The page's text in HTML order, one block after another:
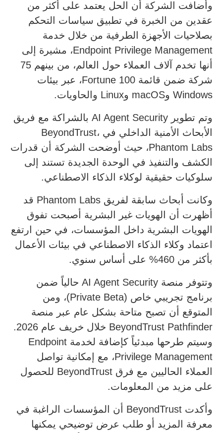
وأضافت الشركة أن الحل يعتمد على أكثر من
عقدين من الخبرة في تطبيق سياسات التحكم
بصلاحيات الأجهزة الطرفية من خلال خدمة
Endpoint Privilege Management، مشيرة إلى
أنها تخدم آلاف العملاء حول العالم، من بينهم 75
شركة ضمن قائمة Fortune 100، عبر بيئات
Windows وmacOS وLinux والحاويات.
وتم تطوير AI Agent Security بالشراكة مع فريق
الأبحاث الأمنية الداخلي في BeyondTrust،
Phantom Labs، حيث أوضحت الشركة أن قدرات
الكشف والتنفيذ في الوحدة الجديدة تستند إلى
سلوكيات حقيقية لوكلاء الذكاء الاصطناعي.
وكانت أبحاث سابقة لفريق Phantom Labs قد
أظهرت أن الهويات غير البشرية أصبحت تفوق
الهويات البشرية داخل المؤسسات، في حين ارتفع
اعتماد وكلاء الذكاء الاصطناعي في بيئات الأعمال
بأكثر من 460% على أساس سنوي.
وتتوفر منصة AI Agent Security حالياً ضمن
برنامج تجريبي خاص (Private Beta)، ومن
المتوقع أن تصبح متاحة بشكل عام عبر منصة
BeyondTrust Pathfinder خلال خريف عام 2026.
وسيتم طرحها مبدئياً كإضافة لخدمة Endpoint
Privilege Management، مع إمكانية تواصل
العملاء الحاليين مع فرق BeyondTrust للحصول
على مزيد من المعلومات.
وأكدت BeyondTrust أن المؤسسات الراغبة في
معرفة المزيد أو طلب عرض توضيحي يمكنها